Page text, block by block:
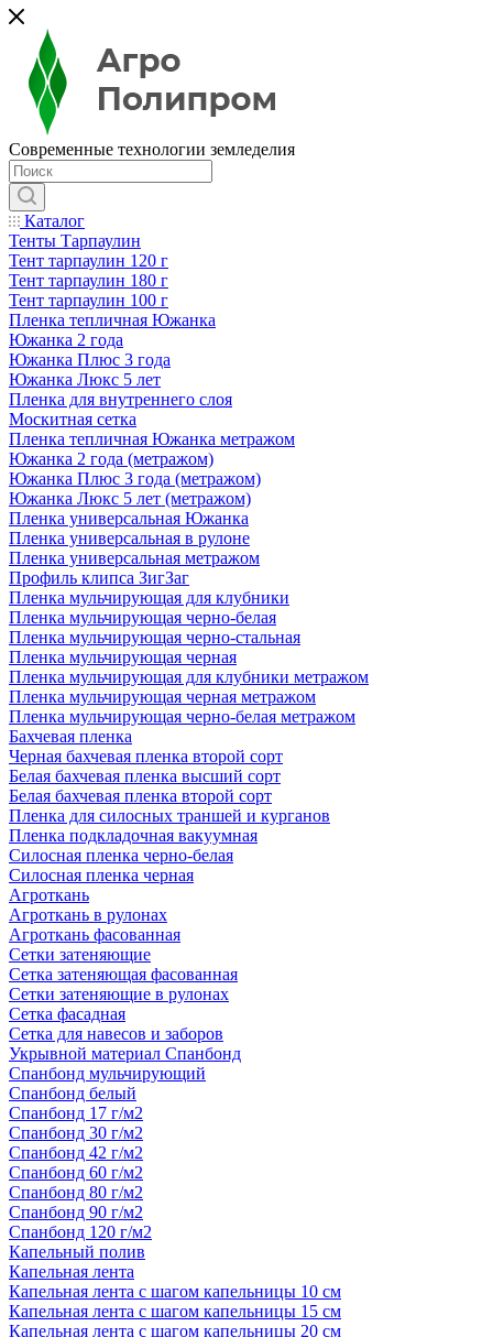
Современные технологии земледелия
Каталог
Тенты Тарпаулин
Тент тарпаулин 120 г
Тент тарпаулин 180 г
Тент тарпаулин 100 г
Пленка тепличная Южанка
Южанка 2 года
Южанка Плюс 3 года
Южанка Люкс 5 лет
Пленка для внутреннего слоя
Москитная сетка
Пленка тепличная Южанка метражом
Южанка 2 года (метражом)
Южанка Плюс 3 года (метражом)
Южанка Люкс 5 лет (метражом)
Пленка универсальная Южанка
Пленка универсальная в рулоне
Пленка универсальная метражом
Профиль клипса ЗигЗаг
Пленка мульчирующая для клубники
Пленка мульчирующая черно-белая
Пленка мульчирующая черно-стальная
Пленка мульчирующая черная
Пленка мульчирующая для клубники метражом
Пленка мульчирующая черная метражом
Пленка мульчирующая черно-белая метражом
Бахчевая пленка
Черная бахчевая пленка второй сорт
Белая бахчевая пленка высший сорт
Белая бахчевая пленка второй сорт
Пленка для силосных траншей и курганов
Пленка подкладочная вакуумная
Силосная пленка черно-белая
Силосная пленка черная
Агроткань
Агроткань в рулонах
Агроткань фасованная
Сетки затеняющие
Сетка затеняющая фасованная
Сетки затеняющие в рулонах
Сетка фасадная
Сетка для навесов и заборов
Укрывной материал Спанбонд
Спанбонд мульчирующий
Спанбонд белый
Спанбонд 17 г/м2
Спанбонд 30 г/м2
Спанбонд 42 г/м2
Спанбонд 60 г/м2
Спанбонд 80 г/м2
Спанбонд 90 г/м2
Спанбонд 120 г/м2
Капельный полив
Капельная лента
Капельная лента с шагом капельницы 10 см
Капельная лента с шагом капельницы 15 см
Капельная лента с шагом капельницы 20 см